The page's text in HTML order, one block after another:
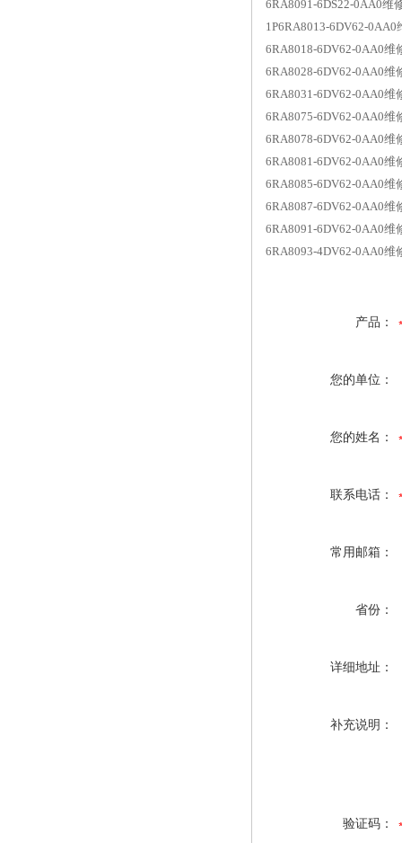
6RA8091-6DS22-0AA0维
1P6RA8013-6DV62-
6RA8018-6DV62-0AA0维
6RA8028-6DV62-0AA0维
6RA8031-6DV62-0AA0维
6RA8075-6DV62-0AA0维
6RA8078-6DV62-0AA0维
6RA8081-6DV62-0AA0维
6RA8085-6DV62-0AA0维
6RA8087-6DV62-0AA0维
6RA8091-6DV62-0AA0维
6RA8093-4DV62-0AA0维
产品：
您的单位：
您的姓名：
联系电话：
常用邮箱：
省份：
详细地址：
补充说明：
验证码：